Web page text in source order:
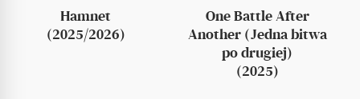
Hamnet
(2025/2026)
One Battle After
Another (Jedna bitwa
po drugiej)
(2025)